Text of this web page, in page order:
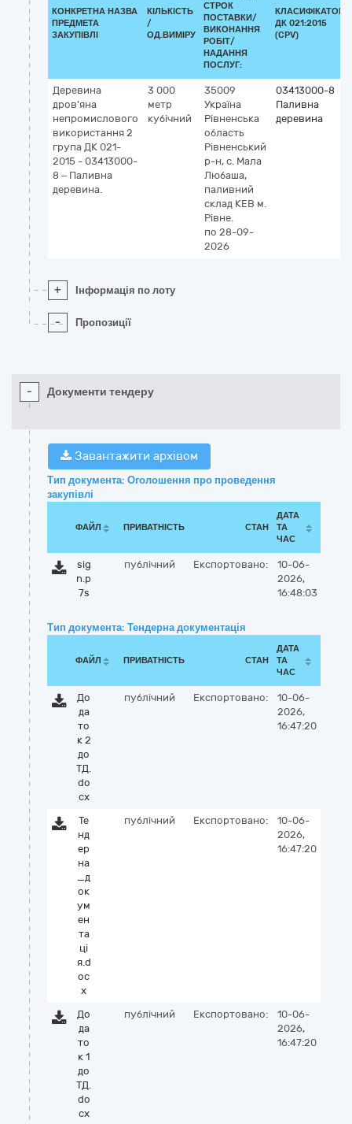
КОНКРЕТНА НАЗВА
ПРЕДМЕТА
ЗАКУПІВЛІ
КІЛЬКІСТЬ
/
ОД.ВИМІРУ
СТРОК
ПОСТАВКИ/
ВИКОНАННЯ
РОБІТ/
НАДАННЯ
ПОСЛУГ:
КЛАСИФІКАТОР
ДК 021:2015
(CPV)
Деревина
дров'яна
непромислового
використання 2
група ДК 021-
2015 - 03413000-
8 – Паливна
деревина.
3 000
метр
кубічний
35009
Україна
Рівненська
область
Рівненський
р-н, с. Мала
Любаша,
паливний
склад КЕВ м.
Рівне.
по 28-09-
2026
03413000-8
Паливна
деревина
+ Інформація по лоту
- Пропозиції
- Документи тендеру
Завантажити архівом
Тип документа: Оголошення про проведення
закупівлі
ФАЙЛ ПРИВАТНІСТЬ СТАН
ДАТА
ТА
ЧАС
sig
n.p
7s
публічний Експортовано:
10-06-
2026,
16:48:03
Тип документа: Тендерна документація
ФАЙЛ ПРИВАТНІСТЬ СТАН
ДАТА
ТА
ЧАС
До
да
то
к 2
до
ТД.
do
cx
публічний Експортовано:
10-06-
2026,
16:47:20
Те
нд
ер
на
_д
ок
ум
ен
та
ці
я.d
oc
x
публічний Експортовано:
10-06-
2026,
16:47:20
До
да
то
к 1
до
ТД.
do
cx
публічний Експортовано:
10-06-
2026,
16:47:20